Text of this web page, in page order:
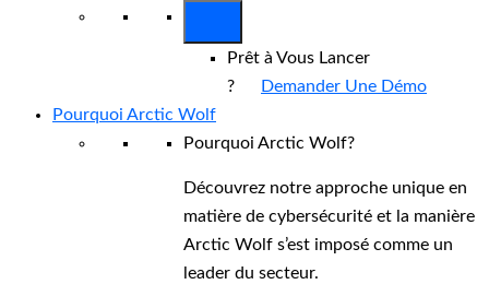
Prêt à Vous Lancer
?
Demander Une Démo
Pourquoi Arctic Wolf
Pourquoi Arctic Wolf?
Découvrez notre approche unique en
matière de cybersécurité et la manière
Arctic Wolf s’est imposé comme un
leader du secteur.